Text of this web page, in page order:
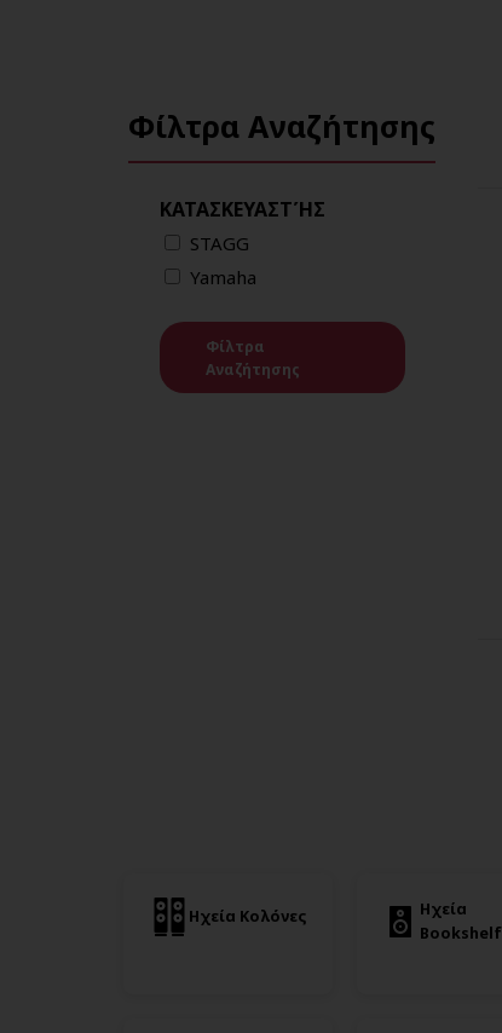
Φίλτρα Αναζήτησης
ΚΑΤΑΣΚΕΥΑΣΤΉΣ
STAGG
Yamaha
Φίλτρα
Αναζήτησης
Ηχεία Κολόνες
Ηχεία
Bookshelf